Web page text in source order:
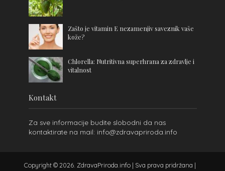
Zašto je vitamin E nezamenjiv saveznik vaše
kože?
Chlorella: Nutritivna superhrana za zdravlje i
vitalnost
Kontakt
Za sve informacije budite slobodni da nas
kontaktirate na mail: info@zdravapriroda.info
Copyright © 2026. ZdravaPriroda.info | Sva prava pridržana |